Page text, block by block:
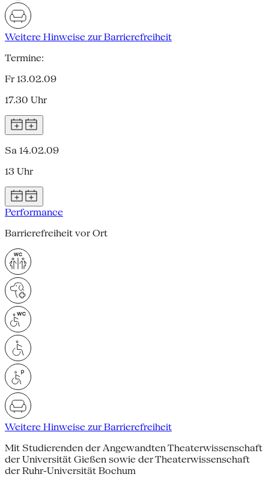
Weitere Hinweise zur Barrierefreiheit
Termine:
Fr 13.02.09
17.30 Uhr
Sa 14.02.09
13 Uhr
Performance
Barrierefreiheit vor Ort
Weitere Hinweise zur Barrierefreiheit
Mit Studierenden der Angewandten Theaterwissenschaft
der Universität Gießen sowie der Theaterwissenschaft
der Ruhr-Universität Bochum